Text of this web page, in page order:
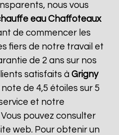
nous vous
eau Chaffoteaux
de commencer les
fiers de notre travail et
de 2 ans sur nos
satisfaits à Grigny
de 4,5 étoiles sur 5
et notre
pouvez consulter
web. Pour obtenir un